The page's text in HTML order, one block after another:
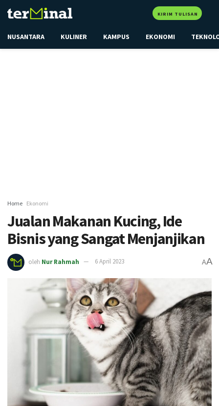
KIRIM TULISAN
NUSANTARA KULINER KAMPUS EKONOMI
Home Ekonomi
Jualan Makanan Kucing, Ide
Bisnis yang Sangat Menjanjikan
oleh Nur Rahmah 6 April 2023 AA